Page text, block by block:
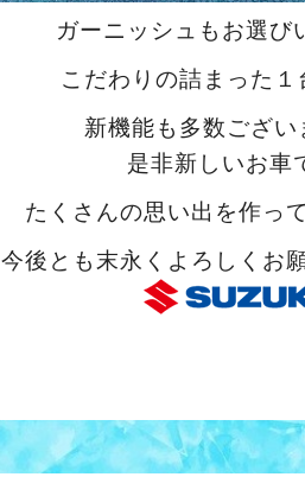
ガーニッシュもお選び
こだわりの詰まった１
新機能も多数ござい
是非新しいお車
たくさんの思い出を作っ
今後とも末永くよろしくお